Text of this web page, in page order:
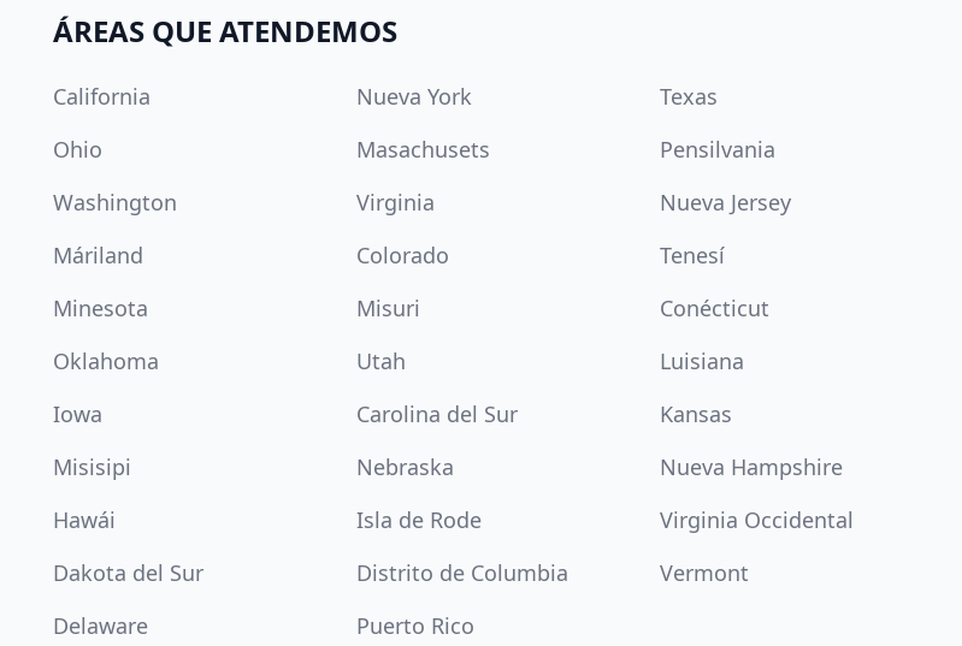
ÁREAS QUE ATENDEMOS
California Nueva York Texas
Ohio
Masachusets Pensilvania
Washington
Virginia Nueva Jersey
Máriland
Colorado Tenesí
Minesota
Misuri Conécticut
Oklahoma
Utah Luisiana
Iowa
Carolina del Sur Kansas
Misisipi
Nebraska Nueva Hampshire
Hawái
Isla de Rode Virginia Occidental
Dakota del Sur
Distrito de Columbia Vermont
Delaware
Puerto Rico